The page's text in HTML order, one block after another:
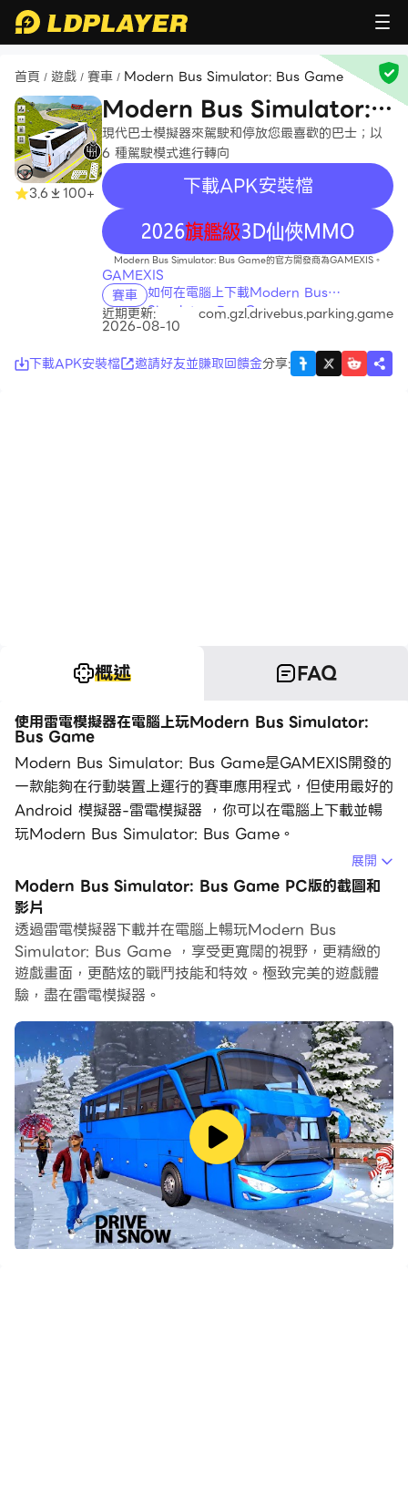
首頁 / 遊戲 / 賽車 / Modern Bus Simulator: Bus Game
3.6 100+
Modern Bus Simulator:
Bus Game
現代巴士模擬器來駕駛和停放您最喜歡的巴士；以
6 種駕駛模式進行轉向
下載APK安裝檔
recommend
Modern Bus Simulator: Bus Game的官方開發商為GAMEXIS。
GAMEXIS
賽車 如何在電腦上下載Modern Bus
Simulator: Bus Game
近期更新:
2026-08-10
com.gzl.drivebus.parking.game
下載APK安裝檔 邀請好友並賺取回饋金分享:
概述 FAQ
使用雷電模擬器在電腦上玩Modern Bus Simulator:
Bus Game
Modern Bus Simulator: Bus Game是GAMEXIS開發的
一款能夠在行動裝置上運行的賽車應用程式，但使用最好的
Android 模擬器-雷電模擬器 ，你可以在電腦上下載並暢
玩Modern Bus Simulator: Bus Game。
在電腦上運行Modern Bus Simulator: Bus Game，您
可以在大螢幕上清晰地瀏覽, 而用滑鼠和鍵盤操控應用程式
比用觸摸屏鍵盤要快得多，同時你將永遠不必擔心設備的電
量問題。
通過多開和同步功能，你甚至可以在PC上運行多個應用程
式和帳戶。
而文件互傳功能讓分享圖像、影片和文件也變得非常容易。
下載Modern Bus Simulator: Bus Game並在PC上運
行。享受PC端的大螢幕和高畫質畫質吧!
🚌 你有沒有想過在虛擬世界中擁有一支巴士車隊？將這個
夢想變成現實，因為「現代巴士模擬器：巴士遊戲」為您提
供了這個結合了駕駛和停車公共交通的絕佳機會。
駕駛自己的巴士車隊，體驗在充滿活力的城市景觀中行駛的
展開
Modern Bus Simulator: Bus Game PC版的截圖和
影片
透過雷電模擬器下載并在電腦上暢玩Modern Bus
Simulator: Bus Game ，享受更寬闊的視野，更精緻的
遊戲畫面，更酷炫的戰鬥技能和特效。極致完美的遊戲體
驗，盡在雷電模擬器。